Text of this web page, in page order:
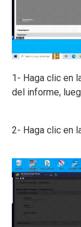
1- Haga clic en
del informe,
2- Haga clic en